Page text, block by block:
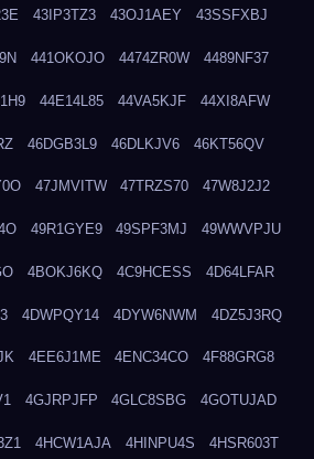
43IP3TZ3 43OJ1AEY 43SSFXBJ
441OKOJO 4474ZR0W 4489NF37
44E14L85 44VA5KJF 44XI8AFW
46DGB3L9 46DLKJV6 46KT56QV
47JMVITW 47TRZS70 47W8J2J2
49R1GYE9 49SPF3MJ 49WWVPJU
4BOKJ6KQ 4C9HCESS 4D64LFAR
4DWPQY14 4DYW6NWM 4DZ5J3RQ
4EE6J1ME 4ENC34CO 4F88GRG8
4GJRPJFP 4GLC8SBG 4GOTUJAD
4HCW1AJA 4HINPU4S 4HSR603T